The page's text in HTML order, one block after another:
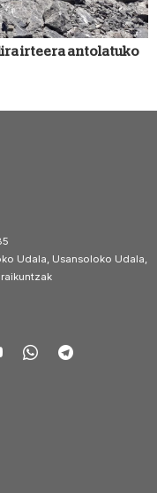
irteera antolatuko
Udala, Usansoloko Udala,